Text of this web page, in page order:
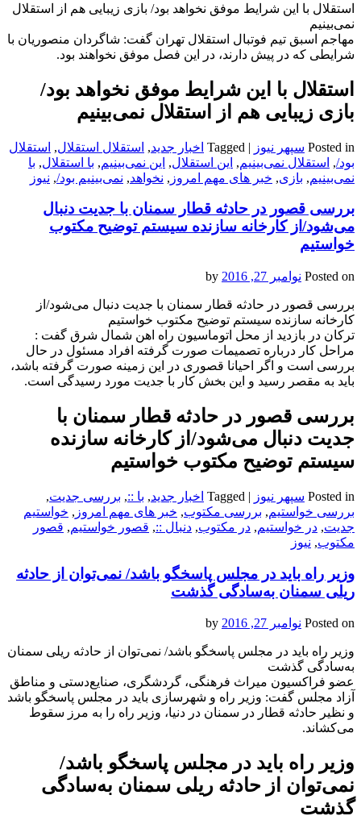
استقلال با این شرایط موفق نخواهد بود/ بازی زیبایی هم از استقلال
نمی‌بینیم
مهاجم اسبق تیم فوتبال استقلال تهران گفت: شاگردان منصوریان با
شرایطی که در پیش دارند، در این فصل موفق نخواهند بود.
استقلال با این شرایط موفق نخواهد بود/
بازی زیبایی هم از استقلال نمی‌بینیم
Posted in سپهر نیوز |
Tagged اخبار جدید, استقلال استقلال, استقلال
بود/, استقلال نمی‌بینیم, این استقلال, این نمی‌بینیم, با استقلال, با
نمی‌بینیم, بازی, خبر های مهم امروز , نخواهد, نمی‌بینیم بود/, نیوز
بررسی قصور در حادثه قطار سمنان با جدیت دنبال
می‌شود/از کارخانه سازنده سیستم توضیح مکتوب
خواستیم
Posted on نوامبر 27, 2016
بررسی قصور در حادثه قطار سمنان با جدیت دنبال می‌شود/از
کارخانه سازنده سیستم توضیح مکتوب خواستیم
ترکان در بازدید از محل اتوماسیون راه اهن شمال شرق گفت :
مراحل کار درباره تصمیمات صورت گرفته افراد مسئول در حال
بررسی است و اگر احیانا قصوری در این زمینه صورت گرفته باشد،
باید به مقصر رسید و این بخش کار با جدیت مورد رسیدگی است.
بررسی قصور در حادثه قطار سمنان با
جدیت دنبال می‌شود/از کارخانه سازنده
سیستم توضیح مکتوب خواستیم
Posted in سپهر نیوز |
Tagged اخبار جدید, با ::, بررسی جدیت,
بررسی خواستیم, بررسی مکتوب, خبر های مهم امروز , خواستیم
جدیت, در خواستیم, در مکتوب, دنبال ::, قصور خواستیم, قصور
مکتوب, نیوز
وزیر راه باید در مجلس پاسخگو باشد/ نمی‌توان از حادثه
ریلی سمنان به‌سادگی گذشت
Posted on نوامبر 27, 2016
وزیر راه باید در مجلس پاسخگو باشد/ نمی‌توان از حادثه ریلی سمنان
به‌سادگی گذشت
عضو فراکسیون میراث فرهنگی، گردشگری، صنایع‌دستی و مناطق
آزاد مجلس گفت: وزیر راه و شهرسازی باید در مجلس پاسخگو باشد
و نظیر حادثه قطار در سمنان در دنیا، وزیر راه را به مرز سقوط
می‌کشاند.
وزیر راه باید در مجلس پاسخگو باشد/
نمی‌توان از حادثه ریلی سمنان به‌سادگی
گذشت